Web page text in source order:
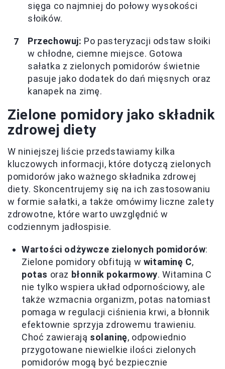
sięga co najmniej do połowy wysokości
słoików.
Przechowuj: Po pasteryzacji odstaw słoiki
w chłodne, ciemne miejsce. Gotowa
sałatka z zielonych pomidorów świetnie
pasuje jako dodatek do dań mięsnych oraz
kanapek na zimę.
Zielone pomidory jako składnik
zdrowej diety
W niniejszej liście przedstawiamy kilka
kluczowych informacji, które dotyczą zielonych
pomidorów jako ważnego składnika zdrowej
diety. Skoncentrujemy się na ich zastosowaniu
w formie sałatki, a także omówimy liczne zalety
zdrowotne, które warto uwzględnić w
codziennym jadłospisie.
Wartości odżywcze zielonych pomidorów:
Zielone pomidory obfitują w witaminę C,
potas oraz błonnik pokarmowy. Witamina C
nie tylko wspiera układ odpornościowy, ale
także wzmacnia organizm, potas natomiast
pomaga w regulacji ciśnienia krwi, a błonnik
efektownie sprzyja zdrowemu trawieniu.
Choć zawierają solaninę, odpowiednio
przygotowane niewielkie ilości zielonych
pomidorów mogą być bezpiecznie